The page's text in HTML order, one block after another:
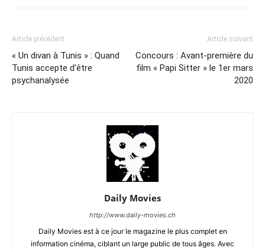
Article précédent
« Un divan à Tunis » : Quand
Tunis accepte d’être
psychanalysée
Article suivant
Concours : Avant-première du
film « Papi Sitter » le 1er mars
2020
Daily Movies
http://www.daily-movies.ch
Daily Movies est à ce jour le magazine le plus complet en
information cinéma, ciblant un large public de tous âges. Avec